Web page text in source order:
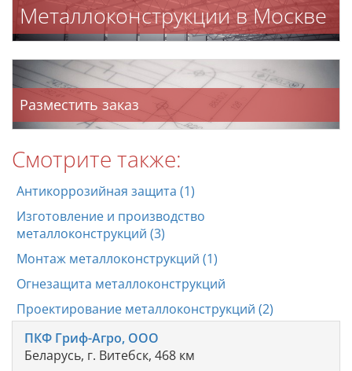
Металлоконструкции в Москве
Разместить заказ
Смотрите также:
Антикоррозийная защита (1)
Изготовление и производство
металлоконструкций (3)
Монтаж металлоконструкций (1)
Огнезащита металлоконструкций
Проектирование металлоконструкций (2)
ПКФ Гриф-Агро, ООО
Беларусь, г. Витебск, 468 км